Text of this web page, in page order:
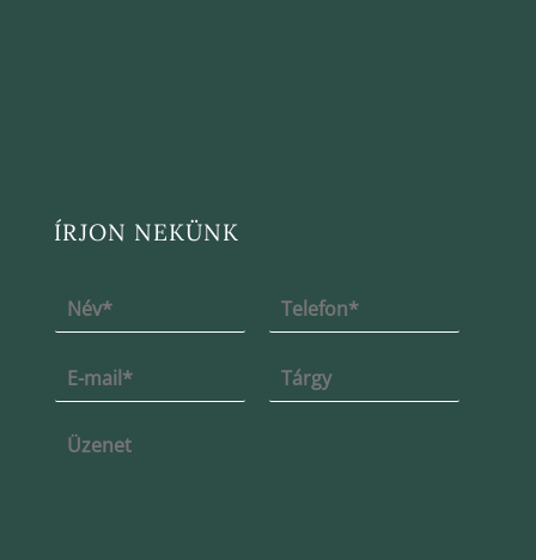
ÍRJON NEKÜNK